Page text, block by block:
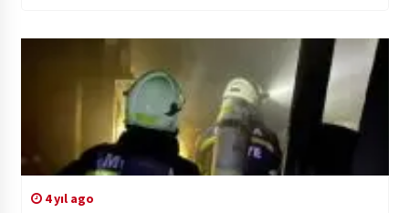
4 yıl ago